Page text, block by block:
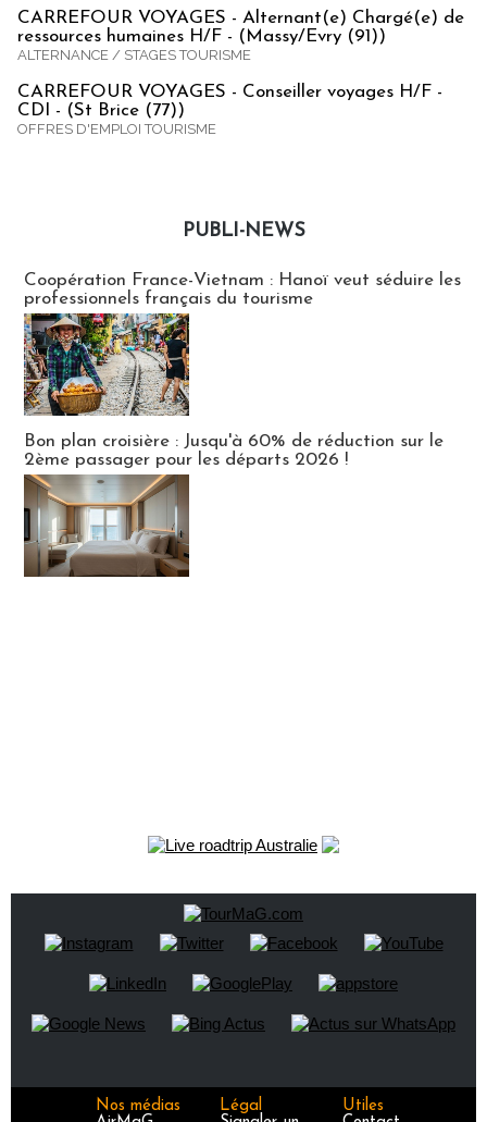
CARREFOUR VOYAGES - Alternant(e) Chargé(e) de
ressources humaines H/F - (Massy/Evry (91))
ALTERNANCE / STAGES TOURISME
CARREFOUR VOYAGES - Conseiller voyages H/F -
CDI - (St Brice (77))
OFFRES D'EMPLOI TOURISME
PUBLI-NEWS
Coopération France-Vietnam : Hanoï veut séduire les
professionnels français du tourisme
Bon plan croisière : Jusqu'à 60% de réduction sur le
2ème passager pour les départs 2026 !
Nos médias
Légal
Utiles